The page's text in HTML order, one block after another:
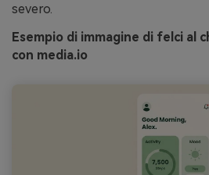
severo.
Esempio di immagine di felci al
con media.io